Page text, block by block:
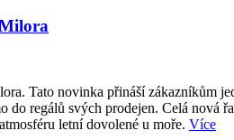
Tato novinka přináší zákazníkům
regálů svých prodejen. Celá nová
letní dovolené u moře. Více